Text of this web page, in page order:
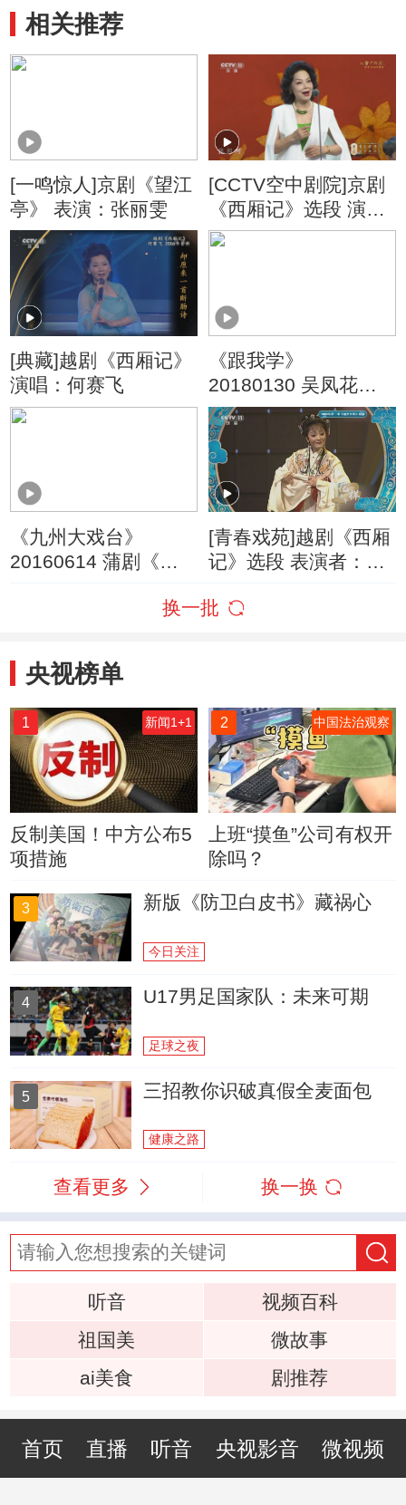
相关推荐
[一鸣惊人]京剧《望江
亭》 表演：张丽雯
[CCTV空中剧院]京剧
《西厢记》选段 演
唱：张丽雯
[典藏]越剧《西厢记》
演唱：何赛飞
《跟我学》
20180130 吴凤花教
唱越剧《梁山伯与祝
英台》选段
《九州大戏台》
20160614 蒲剧《西
[青春戏苑]越剧《西厢
记》选段 表演者：陈
换一批
央视榜单
1 新闻1+1
反制美国！中方公布5
项措施
2 中国法治观察
上班“摸鱼”公司有权开
除吗？
3 新版《防卫白皮书》藏祸心
今日关注
4 U17男足国家队：未来可期
足球之夜
5 三招教你识破真假全麦面包
健康之路
查看更多 换一换
听音
视频百科
祖国美
微故事
ai美食
剧推荐
首页 直播 听音 央视影音 微视频